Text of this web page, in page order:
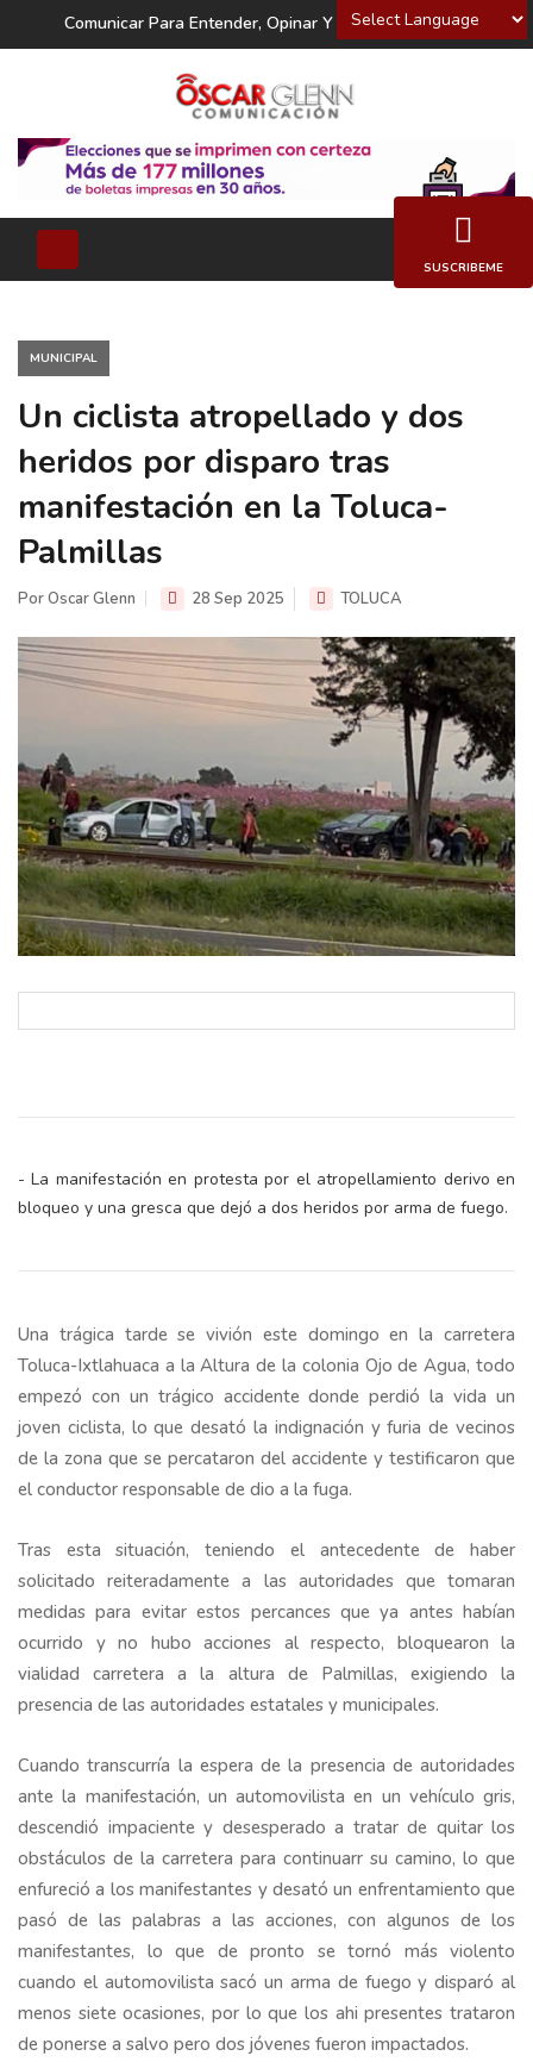
Powered by
Comunicar Para Entender, Opinar Y Decidir
MUNICIPAL
Un ciclista atropellado y dos
heridos por disparo tras
manifestación en la Toluca-
Palmillas
Por Oscar Glenn 28 Sep 2025 TOLUCA
- La manifestación en protesta por el atropellamiento derivo en
bloqueo y una gresca que dejó a dos heridos por arma de fuego.
Una trágica tarde se vivión este domingo en la carretera
Toluca-Ixtlahuaca a la Altura de la colonia Ojo de Agua, todo
empezó con un trágico accidente donde perdió la vida un
joven ciclista, lo que desató la indignación y furia de vecinos
de la zona que se percataron del accidente y testificaron que
el conductor responsable de dio a la fuga.
Tras esta situación, teniendo el antecedente de haber
solicitado reiteradamente a las autoridades que tomaran
medidas para evitar estos percances que ya antes habían
ocurrido y no hubo acciones al respecto, bloquearon la
vialidad carretera a la altura de Palmillas, exigiendo la
presencia de las autoridades estatales y municipales.
Cuando transcurría la espera de la presencia de autoridades
ante la manifestación, un automovilista en un vehículo gris,
descendió impaciente y desesperado a tratar de quitar los
obstáculos de la carretera para continuarr su camino, lo que
enfureció a los manifestantes y desató un enfrentamiento que
pasó de las palabras a las acciones, con algunos de los
manifestantes, lo que de pronto se tornó más violento
cuando el automovilista sacó un arma de fuego y disparó al
menos siete ocasiones, por lo que los ahi presentes trataron
de ponerse a salvo pero dos jóvenes fueron impactados.
SUSCRIBEME